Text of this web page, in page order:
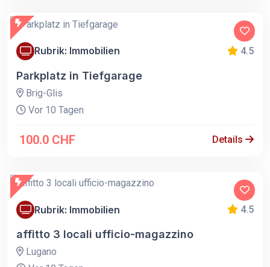
Rubrik: Immobilien 4.5
Parkplatz in Tiefgarage
Brig-Glis
Vor 10 Tagen
100.0 CHF Details
Rubrik: Immobilien 4.5
affitto 3 locali ufficio-magazzino
Lugano